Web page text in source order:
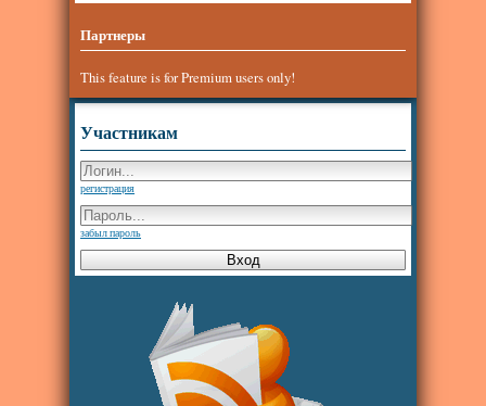
Партнеры
This feature is for Premium users only!
Участникам
регистрация
забыл пароль